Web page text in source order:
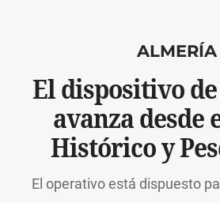
ALMERÍA
El dispositivo
avanza desde
Histórico y
El operativo está dispuesto